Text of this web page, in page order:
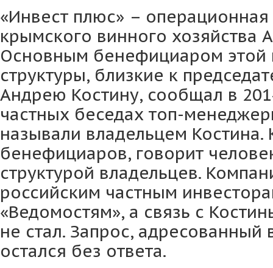
«Инвест плюс» –
крымского винного хозяйства
Основным бенефициаром этой
структуры, близкие к
Андрею Костину, сообщал в
частных беседах топ-
называли владельцем Костина.
бенефициаров, говорит
структурой владельцев.
российским частным
«Ведомостям», а связь с
не стал. Запрос, адресованный
остался без ответа.